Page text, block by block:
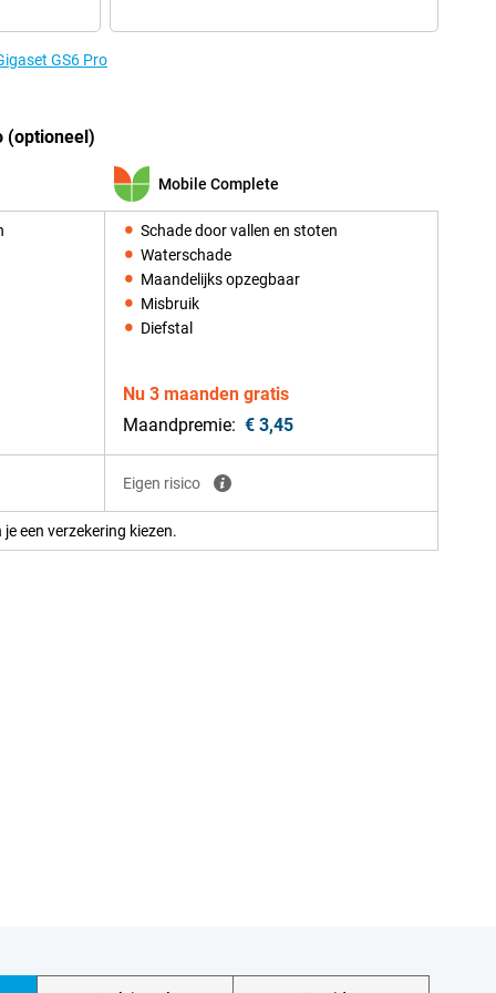
GS6 Pro
(optioneel)
Mobile Complete
Schade door vallen en stoten
Waterschade
Maandelijks opzegbaar
Misbruik
Diefstal
Nu 3 maanden gratis
Maandpremie: € 3,45
Eigen risico
een verzekering kiezen.